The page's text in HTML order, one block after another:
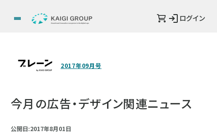
ログイン
2017年09月号
今月の広告・デザイン関連ニュース
公開日:2017年8月01日